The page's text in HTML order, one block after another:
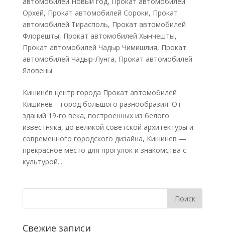
Орхей, Прокат автомобилей Сороки, Прокат
автомобилей Тирасполь, Прокат автомобилей
Флорешты, Прокат автомобилей Хынчешты,
Прокат автомобилей Чадыр Чимишлия, Прокат
автомобилей Чадыр-Лунга, Прокат автомобилей
Яловены
Кишинёв центр города Прокат автомобилей
Кишинев – город большого разнообразия. От
зданий 19-го века, построенных из белого
известняка, до великой советской архитектуры и
современного городского дизайна, Кишинев —
прекрасное место для прогулок и знакомства с
культурой...
Свежие записи